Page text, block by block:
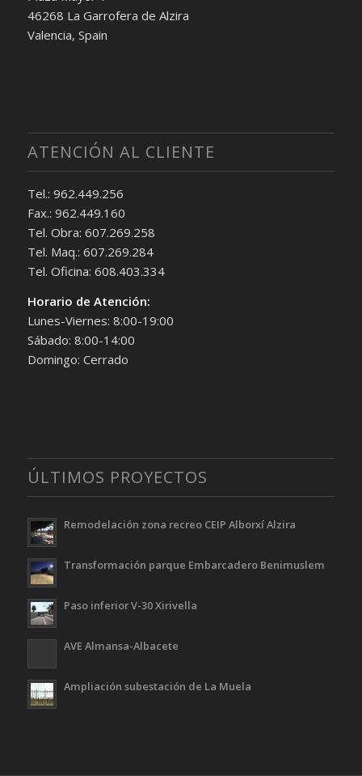
46268 La Garrofera de Alzira
Valencia, Spain
ATENCIÓN AL CLIENTE
Tel.: 962.449.256
Fax.: 962.449.160
Tel. Obra: 607.269.258
Tel. Maq.: 607.269.284
Tel. Oficina: 608.403.334
Horario de Atención:
Lunes-Viernes: 8:00-19:00
Sábado: 8:00-14:00
Domingo: Cerrado
ÚLTIMOS PROYECTOS
Remodelación zona recreo CEIP Alborxí Alzira
Transformación parque Embarcadero Benimuslem
Paso inferior V-30 Xirivella
AVE Almansa-Albacete
Ampliación subestación de La Muela